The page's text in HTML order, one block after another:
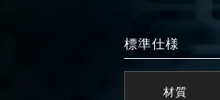
標準仕様
材質